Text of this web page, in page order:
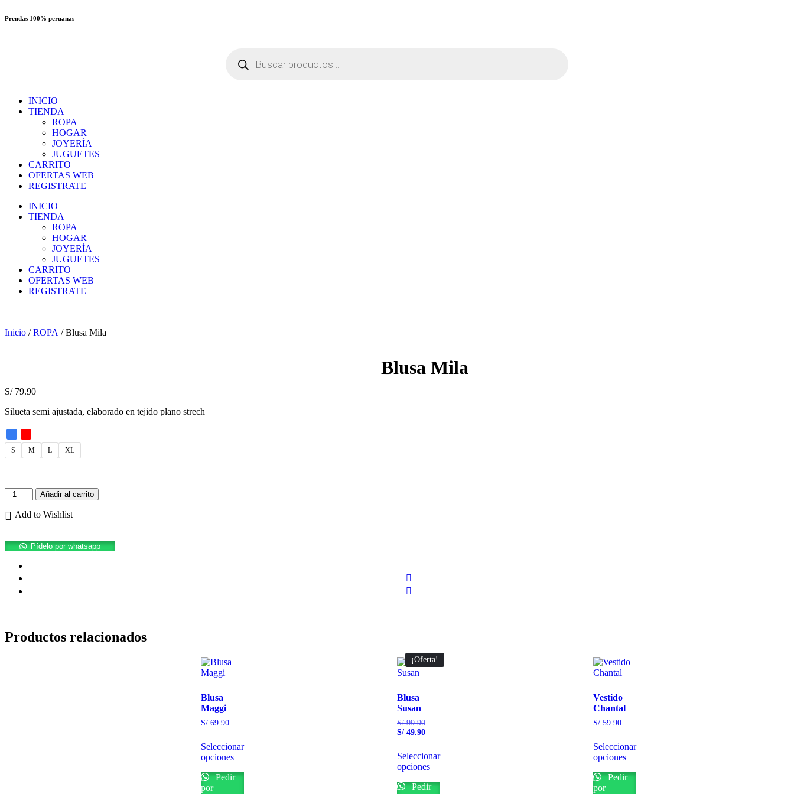
Prendas 100% peruanas
INICIO
TIENDA
ROPA
HOGAR
JOYERÍA
JUGUETES
CARRITO
OFERTAS WEB
REGISTRATE
INICIO
TIENDA
ROPA
HOGAR
JOYERÍA
JUGUETES
CARRITO
OFERTAS WEB
REGISTRATE
Inicio /ROPA / Blusa Mila
Blusa Mila
S/79.90
Silueta semi ajustada, elaborado en tejido plano strech
S M L XL
Añadir al carrito
Add to Wishlist
Pídelo por whatsapp
Productos relacionados
Blusa
Maggi
S/ 69.90
Seleccionar
opciones
Pedir
por
¡Oferta!
Blusa
Susan
S/99.90
S/ 49.90
Seleccionar
opciones
Pedir
Vestido
Chantal
S/ 59.90
Seleccionar
opciones
Pedir
por